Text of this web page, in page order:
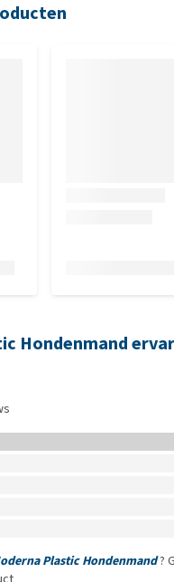
Hondenmand
Plastic Hondenmand?